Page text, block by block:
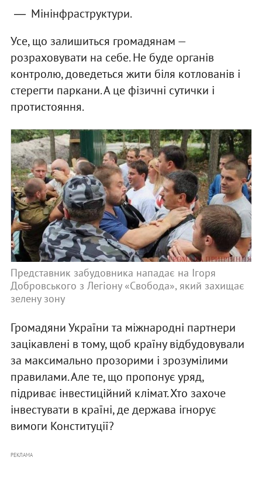
Мінінфраструктури.
Усе, що залишиться громадянам —
розраховувати на себе. Не буде органів
контролю, доведеться жити біля котлованів і
стерегти паркани. А це фізичні сутички і
протистояння.
Представник забудовника нападає на Ігоря
Добровського з Легіону «Свобода», який захищає
зелену зону
Громадяни України та міжнародні партнери
зацікавлені в тому, щоб країну відбудовували
за максимально прозорими і зрозумілими
правилами. Але те, що пропонує уряд,
підриває інвестиційний клімат. Хто захоче
інвестувати в країні, де держава ігнорує
вимоги Конституції?
РЕКЛАМА